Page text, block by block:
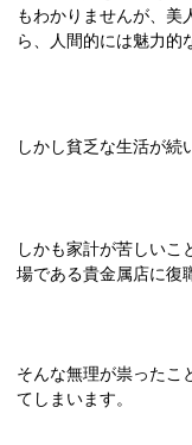
もわかりませんが、美
ら、人間的には魅力的
しかし貧乏な生活が続
しかも家計が苦しいこ
場である貴金属店に復
そんな無理が祟ったこ
てしまいます。